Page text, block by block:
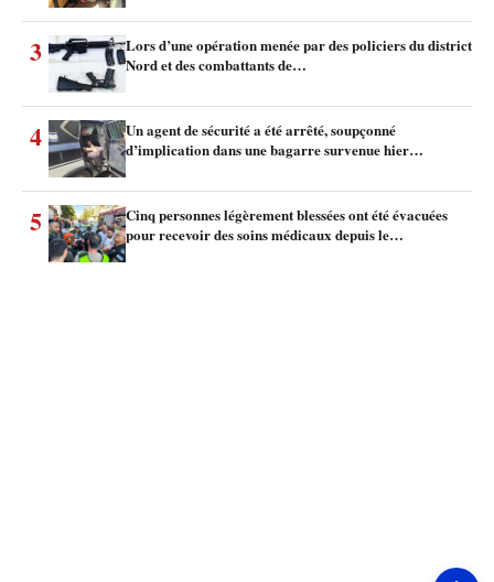
3
Lors d’une opération menée par des policiers du district
Nord et des combattants de…
4
Un agent de sécurité a été arrêté, soupçonné
d’implication dans une bagarre survenue hier…
5
Cinq personnes légèrement blessées ont été évacuées
pour recevoir des soins médicaux depuis le…